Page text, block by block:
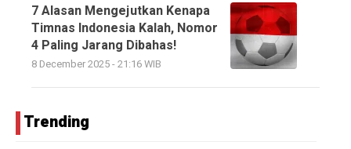
7 Alasan Mengejutkan Kenapa
Timnas Indonesia Kalah, Nomor
4 Paling Jarang Dibahas!
8 December 2025 - 21:16 WIB
Trending